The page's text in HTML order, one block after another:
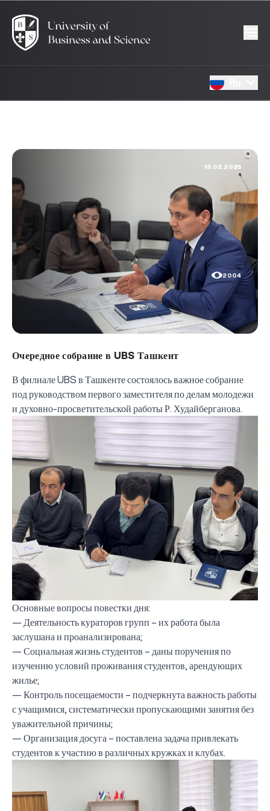
15.02.2025
2004
Очередное собрание в UBS Ташкент
В филиалеUBS в Ташкенте состоялось важное собрание
под руководством первого заместителя по делам молодежи
и духовно-просветительской работы Р. Худайберганова.
Основные вопросы повестки дня:
— Деятельность кураторов групп – их работа была
заслушана и проанализирована;
— Социальная жизнь студентов – даны поручения по
изучению условий проживания студентов, арендующих
жилье;
— Контроль посещаемости – подчеркнута важность работы
с учащимися, систематически пропускающими занятия без
уважительной причины;
— Организация досуга – поставлена задача привлекать
студентов к участию в различных кружках и клубах.